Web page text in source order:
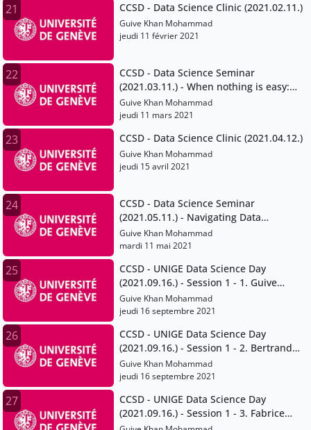
21 CCSD - Data Science Clinic (2021.02.11.)
Guive Khan Mohammad
jeudi 11 février 2021
22
CCSD - Data Science Seminar
(2021.03.11.) - When nothing is easy:
Dealing with heterogeneous data and
interoperability issues
Guive Khan Mohammad
jeudi 11 mars 2021
23 CCSD - Data Science Clinic (2021.04.12.)
Guive Khan Mohammad
jeudi 15 avril 2021
24
CCSD - Data Science Seminar
(2021.05.11.) - Navigating Data
Protection and Data Ownership in
Academic Research
Guive Khan Mohammad
mardi 11 mai 2021
25
CCSD - UNIGE Data Science Day
(2021.09.16.) - Session 1 - 1. Guive
Khan-Mohammad
Guive Khan Mohammad
jeudi 16 septembre 2021
26
CCSD - UNIGE Data Science Day
(2021.09.16.) - Session 1 - 2. Bertrand
Loison
Guive Khan Mohammad
jeudi 16 septembre 2021
27
CCSD - UNIGE Data Science Day
(2021.09.16.) - Session 1 - 3. Fabrice
Calame